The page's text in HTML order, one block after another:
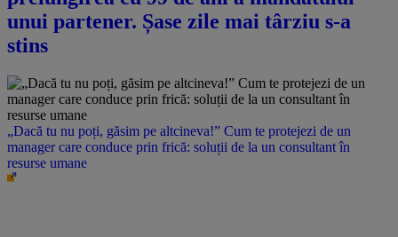
unui partener. Șase zile mai târziu s-a
stins
„Dacă tu nu poți, găsim pe altcineva!” Cum te protejezi de un
manager care conduce prin frică: soluții de la un consultant în
resurse umane